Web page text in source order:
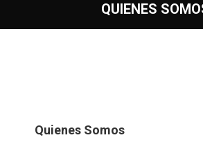
QUIENES
Quienes Somos